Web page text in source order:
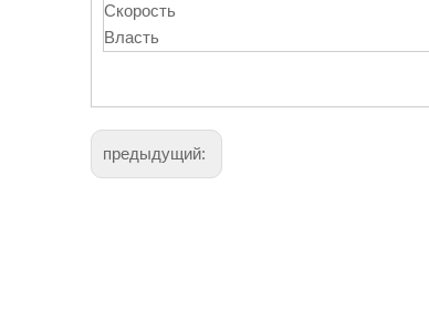
Скорость
Власть
предыдущий: